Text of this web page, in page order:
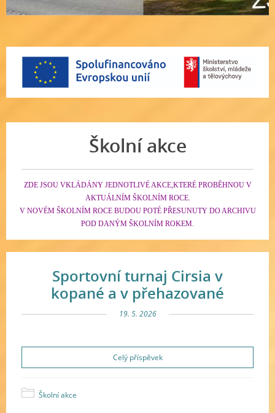
Školní akce
ZDE JSOU VKLÁDÁNY JEDNOTLIVÉ AKCE,KTERÉ PROBĚHNOU V
AKTUÁLNÍM ŠKOLNÍM ROCE.
V NOVÉM ŠKOLNÍM ROCE BUDOU POTÉ PŘESUNUTY DO ARCHIVU
POD DANÝM ŠKOLNÍM ROKEM.
Sportovní turnaj Cirsia v
kopané a v přehazované
19. 5. 2026
Celý příspěvek
Školní akce